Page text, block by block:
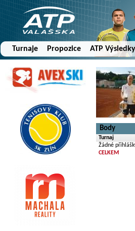
Turnaje Propozice ATP Výsledky
Body
Turnaj
Žádné
CELKEM